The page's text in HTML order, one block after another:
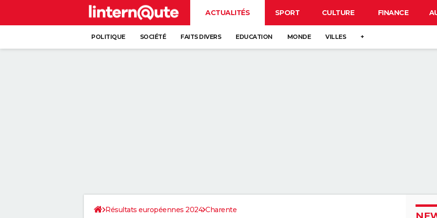
ACTUALITÉS SPORT CULTURE FINANCE
POLITIQUE SOCIÉTÉ FAITS DIVERS EDUCATION MONDE VILLES +
Résultats européennes 2024 Charente